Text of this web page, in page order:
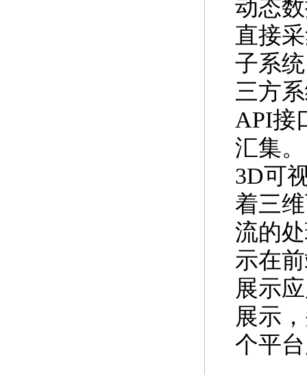
动态
直接
子系
三方
API接
汇集。
3D可
着三
流的
示在
展示
展示
个平